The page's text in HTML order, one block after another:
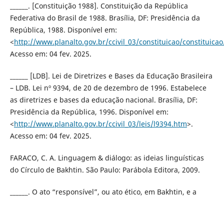
______. [Constituição 1988]. Constituição da República
Federativa do Brasil de 1988. Brasília, DF: Presidência da
República, 1988. Disponível em:
<http://www.planalto.gov.br/ccivil_03/constituicao/
Acesso em: 04 fev. 2025.
______ [LDB]. Lei de Diretrizes e Bases da Educação Brasileira
– LDB. Lei nº 9394, de 20 de dezembro de 1996. Estabelece
as diretrizes e bases da educação nacional. Brasília, DF:
Presidência da República, 1996. Disponível em:
<http://www.planalto.gov.br/ccivil_03/leis/l9394.htm>.
Acesso em: 04 fev. 2025.
FARACO, C. A. Linguagem & diálogo: as ideias linguísticas
do Círculo de Bakhtin. São Paulo: Parábola Editora, 2009.
______. O ato “responsível”, ou ato ético, em Bakhtin, e a